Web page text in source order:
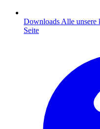
Downloads Alle unsere
Seite